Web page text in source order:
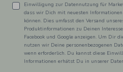
Einwilligung zur Datennutzung für
dass wir Dich mit neuesten
können. Dies umfasst den Versand
Produktinformationen zu Deinen
Facebook und Google anzeigen. Um Dir
nutzen wir Deine personenbezogenen
wenn erforderlich. Du kannst diese
Informationen erhätst Du in unserer